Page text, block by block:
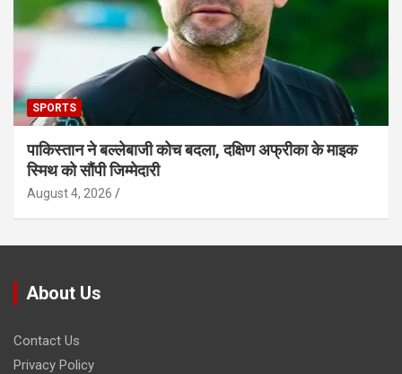
SPORTS
पाकिस्तान ने बल्लेबाजी कोच बदला, दक्षिण अफ्रीका के माइक
स्मिथ को सौंपी जिम्मेदारी
August 4, 2026
About Us
Contact Us
Privacy Policy